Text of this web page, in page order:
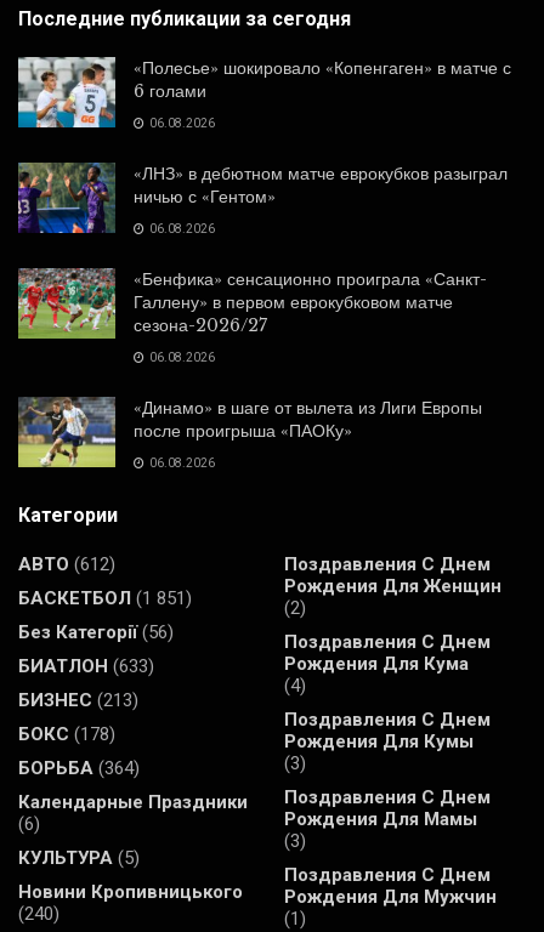
Последние публикации за сегодня
«Полесье» шокировало «Копенгаген» в матче с
6 голами
06.08.2026
«ЛНЗ» в дебютном матче еврокубков разыграл
ничью с «Гентом»
06.08.2026
«Бенфика» сенсационно проиграла «Санкт-
Галлену» в первом еврокубковом матче
сезона-2026/27
06.08.2026
«Динамо» в шаге от вылета из Лиги Европы
после проигрыша «ПАОКу»
06.08.2026
Категории
АВТО (612)
БАСКЕТБОЛ (1 851)
Без Категорії(56)
БИАТЛОН (633)
БИЗНЕС (213)
БОКС (178)
БОРЬБА (364)
Календарные Праздники
(6)
КУЛЬТУРА (5)
Новини Кропивницького
(240)
Поздравления С Днем
Рождения Для Женщин
(2)
Поздравления С Днем
Рождения Для Кума
(4)
Поздравления С Днем
Рождения Для Кумы
(3)
Поздравления С Днем
Рождения Для Мамы
(3)
Поздравления С Днем
Рождения Для Мужчин
(1)